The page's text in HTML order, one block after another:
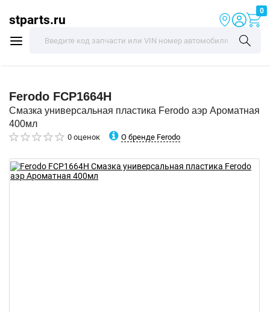
stparts.ru
0
Ferodo FCP1664H
Смазка универсальная пластика Ferodo аэр Ароматная
400мл
0 оценок О бренде Ferodo